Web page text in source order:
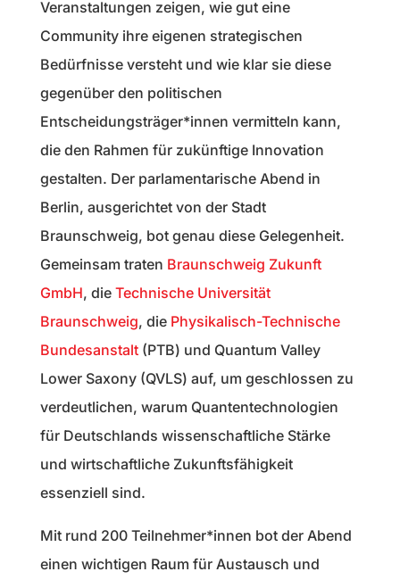
Veranstaltungen zeigen, wie gut eine
Community ihre eigenen strategischen
Bedürfnisse versteht und wie klar sie diese
gegenüber den politischen
Entscheidungsträger*innen vermitteln kann,
die den Rahmen für zukünftige Innovation
gestalten. Der parlamentarische Abend in
Berlin, ausgerichtet von der Stadt
Braunschweig, bot genau diese Gelegenheit.
Gemeinsam traten Braunschweig Zukunft
GmbH, die Technische Universität
Braunschweig, die Physikalisch-Technische
Bundesanstalt(PTB) und Quantum Valley
Lower Saxony (QVLS) auf, um geschlossen zu
verdeutlichen, warum Quantentechnologien
für Deutschlands wissenschaftliche Stärke
und wirtschaftliche Zukunftsfähigkeit
essenziell sind.
Mit rund 200 Teilnehmer*innen bot der Abend
einen wichtigen Raum für Austausch und